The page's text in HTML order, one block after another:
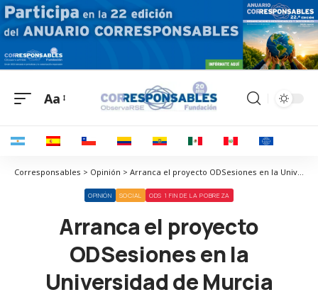
Aa
Corresponsables > Opinión > Arranca el proyecto ODSesiones en la Universidad de Murcia
OPINIÓN SOCIAL ODS 1 FIN DE LA POBREZA
Arranca el proyecto
ODSesiones en la
Universidad de Murcia